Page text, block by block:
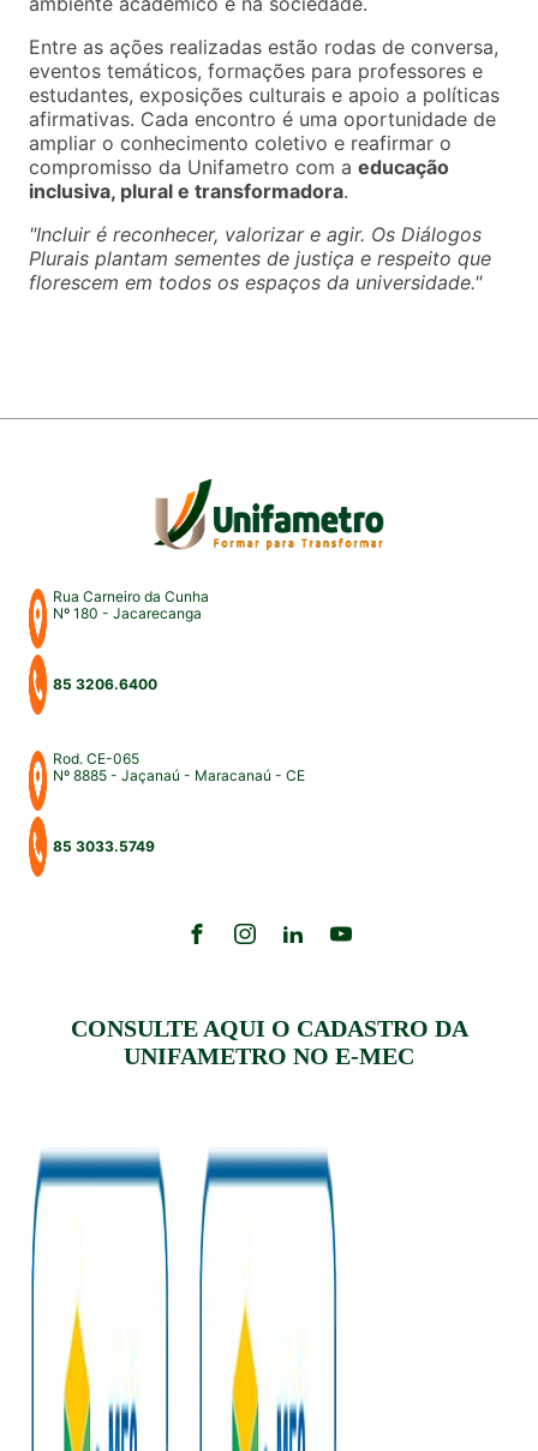
Entre as ações realizadas estão rodas de conversa,
eventos temáticos, formações para professores e
estudantes, exposições culturais e apoio a políticas
afirmativas. Cada encontro é uma oportunidade de
ampliar o conhecimento coletivo e reafirmar o
compromisso da Unifametro com a educação
inclusiva, plural e transformadora.
"Incluir é reconhecer, valorizar e agir. Os Diálogos
Plurais plantam sementes de justiça e respeito que
florescem em todos os espaços da universidade."
Rua Carneiro da Cunha
Nº 180 - Jacarecanga
85 3206.6400
Rod. CE-065
Nº 8885 - Jaçanaú - Maracanaú - CE
85 3033.5749
CONSULTE AQUI O CADASTRO DA
UNIFAMETRO NO E-MEC